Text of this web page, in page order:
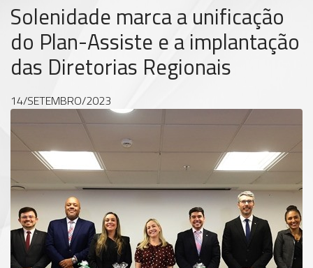
Solenidade marca a unificação
do Plan-Assiste e a implantação
das Diretorias Regionais
14/SETEMBRO/2023